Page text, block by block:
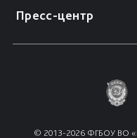
Пресс-центр
© 2013-2026 ФГБОУ ВО